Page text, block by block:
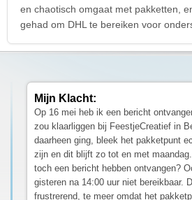
en chaotisch omgaat met pakketten,
gehad om DHL te bereiken voor
Mijn Klacht:
Op 16 mei heb ik een bericht
zou klaarliggen bij FeestjeCreatief in
daarheen ging, bleek het pakketpunt
zijn en dit blijft zo tot en met
toch een bericht hebben ontvangen?
gisteren na 14:00 uur niet bereikbaar.
frustrerend, te meer omdat het